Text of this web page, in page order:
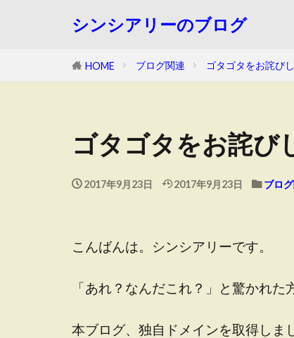
シンシアリーのブログ
HOME ブログ関連 ゴタゴタをお詫び
ゴタゴタをお詫び
2017年9月23日 2017年9月23日 ブロ
こんばんは。シンシアリーです。
「あれ？なんだこれ？」と驚かれた
本ブログ、独自ドメインを取得しま